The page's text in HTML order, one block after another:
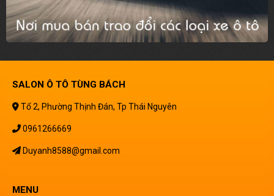
SALON Ô TÔ TÙNG BÁCH
Tổ 2, Phường Thịnh Đán, Tp Thái Nguyên
0961266669
Duyanh8588@gmail.com
MENU